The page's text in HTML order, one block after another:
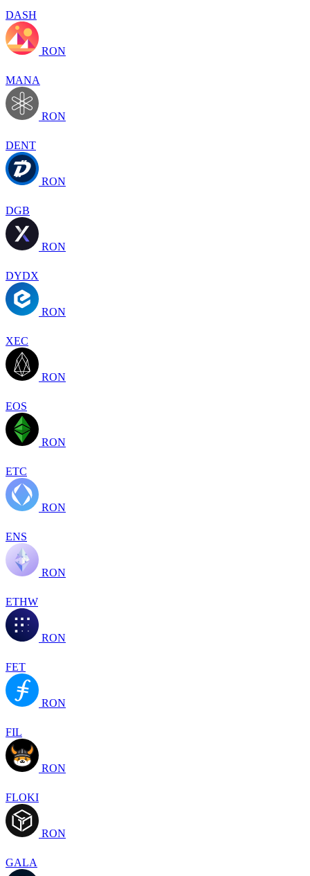
DASH
RON
MANA
RON
DENT
RON
DGB
RON
DYDX
RON
XEC
RON
EOS
RON
ETC
RON
ENS
RON
ETHW
RON
FET
RON
FIL
RON
FLOKI
RON
GALA